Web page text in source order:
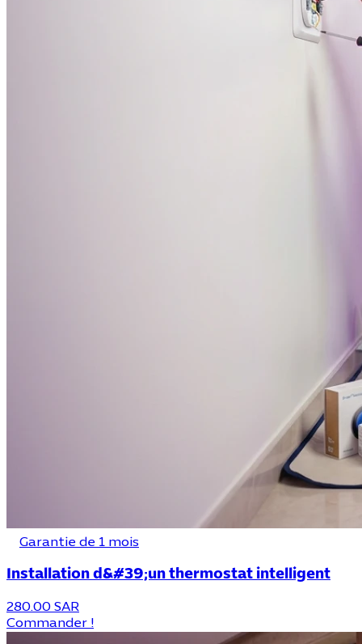
Garantie de 1 mois
Installation d&#39;un thermostat intelligent
280.00 SAR
Commander !